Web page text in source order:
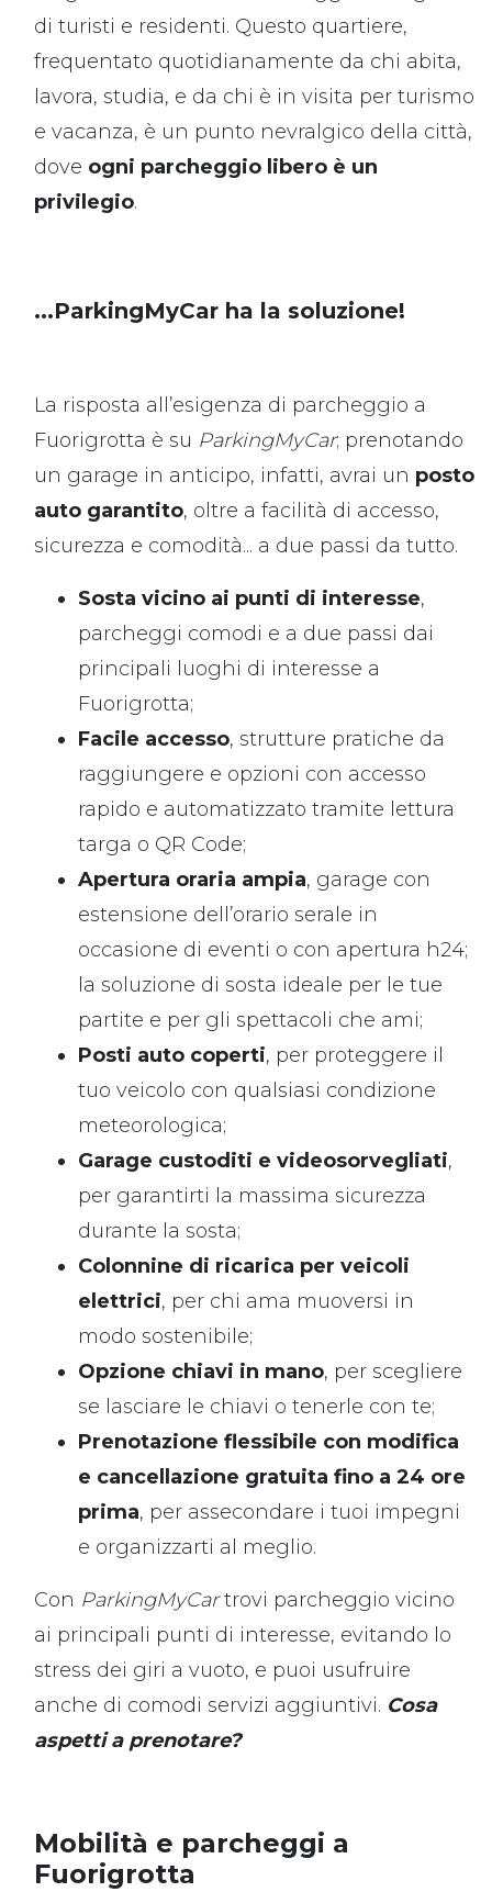
di turisti e residenti. Questo quartiere,
frequentato quotidianamente da chi abita,
lavora, studia, e da chi è in visita per turismo
e vacanza, è un punto nevralgico della città,
dove ogni parcheggio libero è un
privilegio.
...ParkingMyCar ha la soluzione!
La risposta all’esigenza di parcheggio a
Fuorigrotta è su ParkingMyCar; prenotando
un garage in anticipo, infatti, avrai un posto
auto garantito, oltre a facilità di accesso,
sicurezza e comodità... a due passi da tutto.
Sosta vicino ai punti di interesse,
parcheggi comodi e a due passi dai
principali luoghi di interesse a
Fuorigrotta;
Facile accesso, strutture pratiche da
raggiungere e opzioni con accesso
rapido e automatizzato tramite lettura
targa o QR Code;
Apertura oraria ampia, garage con
estensione dell’orario serale in
occasione di eventi o con apertura h24;
la soluzione di sosta ideale per le tue
partite e per gli spettacoli che ami;
Posti auto coperti, per proteggere il
tuo veicolo con qualsiasi condizione
meteorologica;
Garage custoditi e videosorvegliati,
per garantirti la massima sicurezza
durante la sosta;
Colonnine di ricarica per veicoli
elettrici, per chi ama muoversi in
modo sostenibile;
Opzione chiavi in mano, per scegliere
se lasciare le chiavi o tenerle con te;
Prenotazione flessibile con modifica
e cancellazione gratuita fino a 24 ore
prima, per assecondare i tuoi impegni
e organizzarti al meglio.
Con ParkingMyCartrovi parcheggio vicino
ai principali punti di interesse, evitando lo
stress dei giri a vuoto, e puoi usufruire
anche di comodi servizi aggiuntivi. Cosa
aspetti a prenotare?
Mobilità e parcheggi a
Fuorigrotta